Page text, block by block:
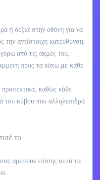
ή δεξιά στην οθόνη για να
αντίστοιχη κατεύθυνση.
από τις ακμές του,
προς τα κάτω με κάθε
προσεκτικά, καθώς κάθε
του κύβου που αλληλεπιδρά
το
αρέσουν επίσης αυτά τα